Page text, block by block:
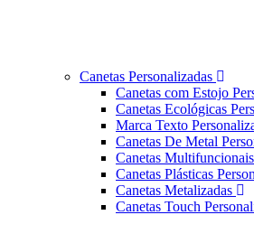
Canetas Personalizadas
Canetas com Estojo
Canetas Ecológicas
Marca Texto
Canetas De Metal
Canetas Multifuncionais
Canetas Plásticas
Canetas Metalizadas
Canetas Touch